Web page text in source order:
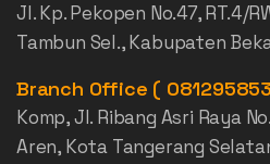
Jl. Kp. Pekopen No.47, RT.4/
Tambun Sel., Kabupaten
Branch Office (
Komp, Jl. Ribang Asri Raya
Aren, Kota Tangerang